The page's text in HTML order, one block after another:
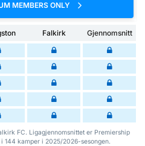
MEMBERS ONLY
Falkirk
Gjennomsnitt
FC. Ligagjennomsnittet er Premiership
144 kamper i 2025/2026-sesongen.